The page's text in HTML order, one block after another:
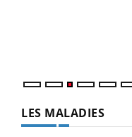
LES MALADIES